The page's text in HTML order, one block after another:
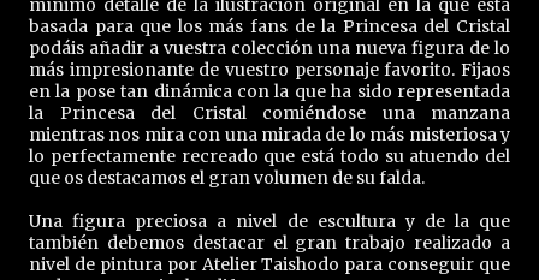
mínimo detalle de la ilustración original en la que está
basada para que los más fans de la Princesa del Cristal
podáis añadir a vuestra colección una nueva figura de lo
más impresionante de vuestro personaje favorito. Fijaos
en la pose tan dinámica con la que ha sido representada
la Princesa del Cristal comiéndose una manzana
mientras nos mira con una mirada de lo más misteriosa y
lo perfectamente recreado que está todo su atuendo del
que os destacamos el gran volumen de su falda.
Una figura preciosa a nivel de escultura y de la que
también debemos destacar el gran trabajo realizado a
nivel de pintura por Atelier Taishodo para conseguir que